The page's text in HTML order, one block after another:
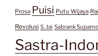
Prosa Puisi Putu Wijaya
Revolusi S. Jai Sabrank
Sastra-